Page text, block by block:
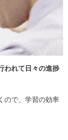
われて日々の進捗
ので、学習の効率